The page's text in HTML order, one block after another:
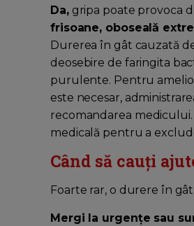
Da,gripa poate provoca
frisoane, oboseală
Durerea în gât cauzată
deosebire de faringita
purulente. Pentru
este necesar,
recomandarea medicului.
medicală pentru a
Când să cauți
Foarte rar, o durere în
Mergi la urgențe sau